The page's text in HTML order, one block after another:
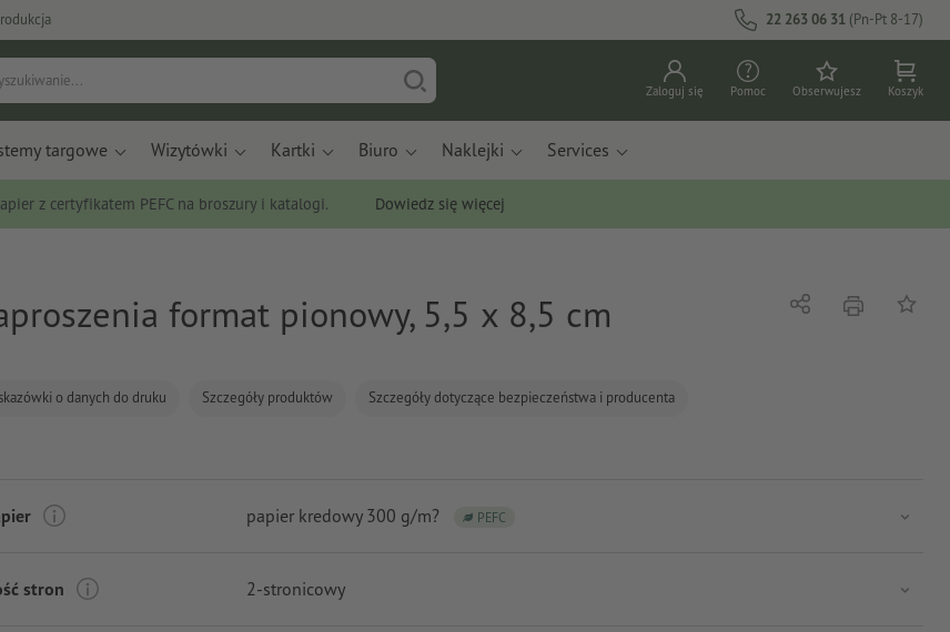
22 263 06 31 (Pn-Pt 8-17)
Zaloguj się Pomoc Obserwujesz Koszyk
targowe Wizytówki Kartki Biuro Naklejki Services
z certyfikatem PEFC na broszury i katalogi. Dowiedz się więcej
format pionowy, 5,5 x 8,5 cm
o danych do druku Szczegóły produktów Szczegóły dotyczące bezpieczeństwa i producenta
UdostępnijNacisnąćDo
papier kredowy 300 g/m? PEFC
stron 2-stronicowy